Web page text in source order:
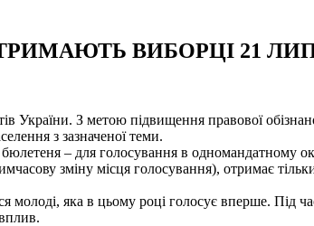
ВИБОРЦІ 21
України. З метою підвищення правової
з зазначеної теми.
– для голосування в одномандатному
зміну місця голосування), отримає
молоді, яка в цьому році голосує вперше. Під